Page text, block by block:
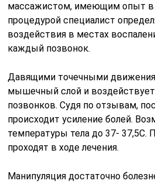
массажистом, имеющим опыт в
процедурой специалист
воздействия в местах
каждый позвонок.
Давящими точечными
мышечный слой и
позвонков. Судя по отзывам,
происходит усиление болей.
температуры тела до 37- 37,5С.
проходят в ходе лечения.
Манипуляция достаточно